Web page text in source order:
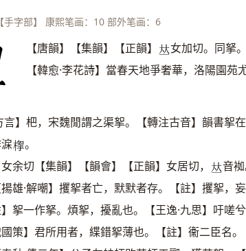
手字部】 康熙笔画：10 部外笔画：6
【唐韻】【集韻】【正韻】 𠀤女加切。同拏
【韓愈·李花詩】當春天地爭奢華，洛陽園苑
言】杷，宋魏閒謂之渠挐。【轉注古音】韻書
𣖹 。
余切【集韻】【韻會】【正韻】女居切， 𠀤音袽
雄·解嘲】攫挐者亡，默默者存。【註】攫挐，
挐一作拏。煩挐，擾亂也。【王逸·九思】吁嗟
策】君所用者，緤錯挐薄也。【註】衞二臣名。